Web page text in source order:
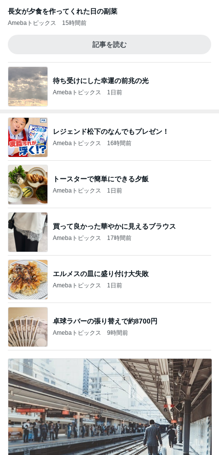
長女が夕食を作ってくれた日の副菜
Amebaトピックス 15時間前
記事を読む
待ち受けにした幸運の前兆の光
Amebaトピックス 1日前
レジェンド松下のなんでもプレゼン！
Amebaトピックス 16時間前
トースターで簡単にできる夕飯
Amebaトピックス 1日前
買って良かった華やかに見えるブラウス
Amebaトピックス 17時間前
エルメスの皿に盛り付け大失敗
Amebaトピックス 1日前
卓球ラバーの張り替えで約8700円
Amebaトピックス 9時間前